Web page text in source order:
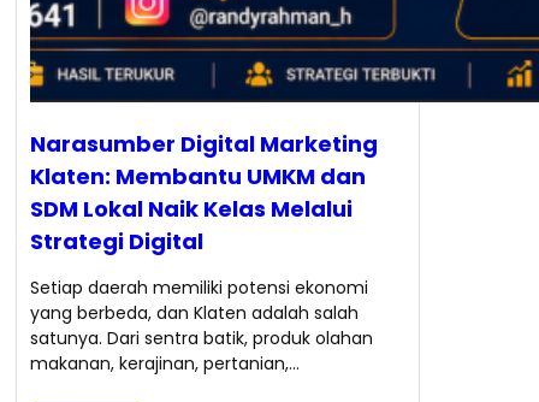
Narasumber Digital Marketing
Klaten: Membantu UMKM dan
SDM Lokal Naik Kelas Melalui
Strategi Digital
Setiap daerah memiliki potensi ekonomi
yang berbeda, dan Klaten adalah salah
satunya. Dari sentra batik, produk olahan
makanan, kerajinan, pertanian,…